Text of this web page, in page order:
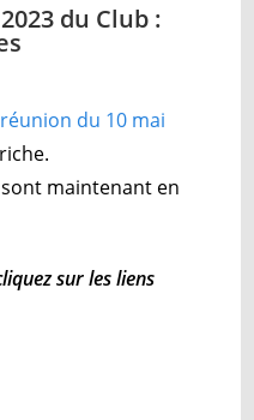
du Club :
du 10 mai
maintenant en
sur les liens